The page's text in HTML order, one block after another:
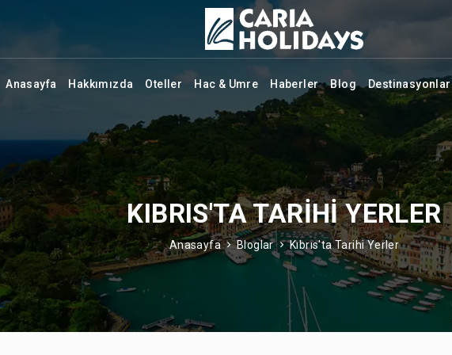
Anasayfa Hakkımızda Oteller Hac & Umre Haberler Blog Destinasyonlar
KIBRIS'TA TARIHI YERLER
Anasayfa Bloglar Kıbrıs'ta Tarihi Yerler